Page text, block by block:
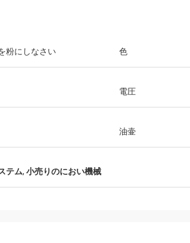
粉にしなさい 色
電圧
油壷
テム, 小売りのにおい機械